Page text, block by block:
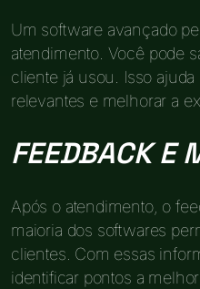
Um software avançado
atendimento. Você pode
cliente já usou. Isso
relevantes e melhorar a
FEEDBACK E
Após o atendimento, o
maioria dos softwares
clientes. Com essas
identificar pontos a